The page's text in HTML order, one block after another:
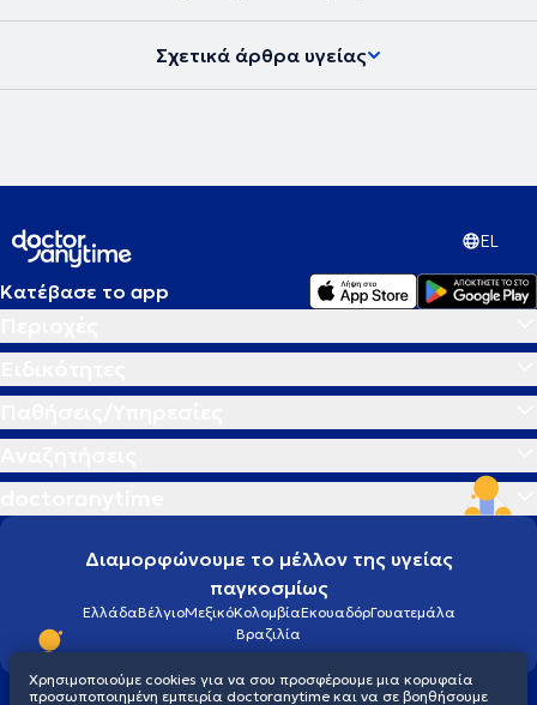
Σχετικά άρθρα υγείας
EL
Κατέβασε το app
Διαμορφώνουμε το μέλλον της υγείας
παγκοσμίως
ΕλλάδαΒέλγιοΜεξικόΚολομβίαΕκουαδόρΓουατεμάλα
Βραζιλία
Χρησιμοποιούμε cookies για να σου προσφέρουμε μια κορυφαία
προσωποποιημένη εμπειρία doctoranytime και να σε βοηθήσουμε